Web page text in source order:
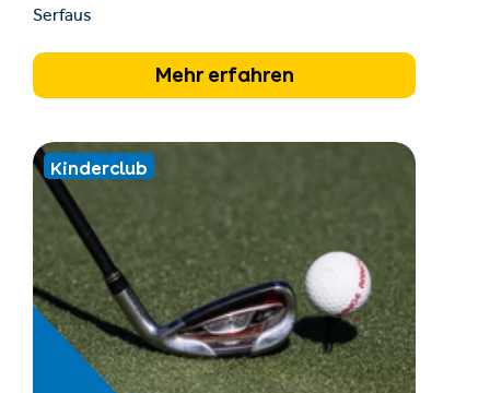
Serfaus
Mehr erfahren
Kinderclub